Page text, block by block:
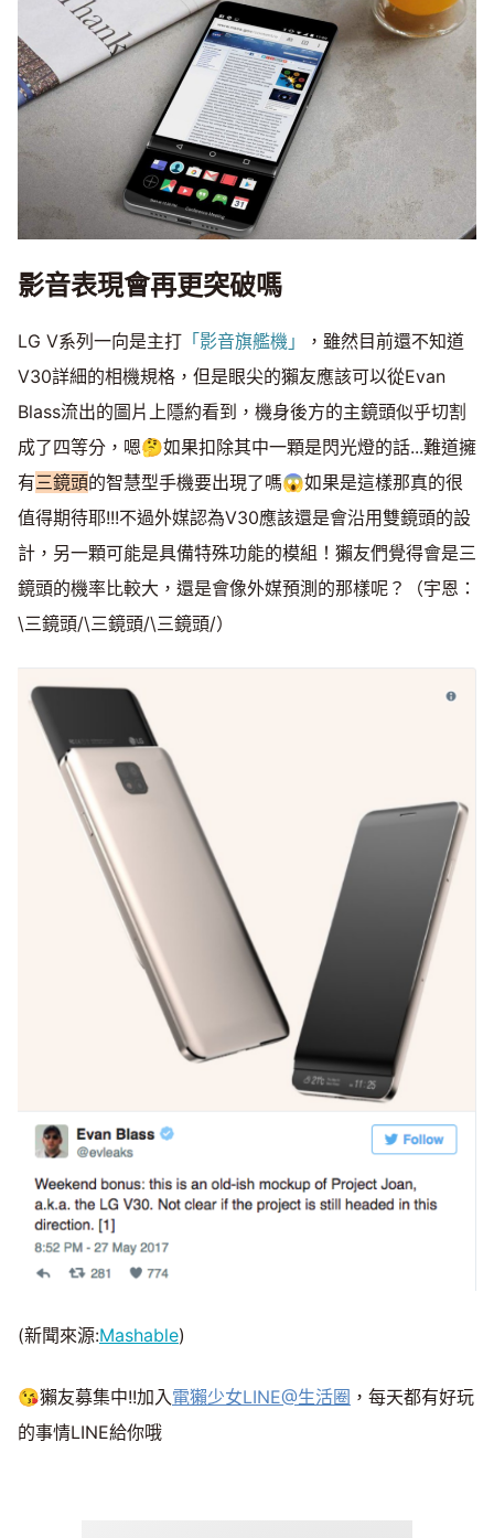
影音表現會再更突破嗎
LG V系列一向是主打 「影音旗艦機」
，雖然目前還不知道
V30詳細的相機規格，但是眼尖的獺友應該可以從Evan
Blass流出的圖片上隱約看到，機身後方的主鏡頭似乎切割
成了四等分，嗯🤔如果扣除其中一顆是閃光燈的話...難道擁
有三鏡頭的智慧型手機要出現了嗎😱如果是這樣那真的很
值得期待耶!!!不過外媒認為V30應該還是會沿用雙鏡頭的設
計，另一顆可能是具備特殊功能的模組！獺友們覺得會是三
鏡頭的機率比較大，還是會像外媒預測的那樣呢？（宇恩：
\三鏡頭/\三鏡頭/\三鏡頭/）
(新聞來源:Mashable)
😘獺友募集中!!加入 電獺少女LINE@生活圈 ，每天都有好玩
的事情LINE給你哦